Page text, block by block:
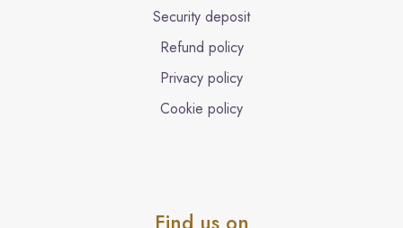
Security deposit
Refund policy
Privacy policy
Cookie policy